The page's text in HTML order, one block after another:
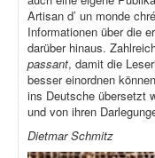
Artisan d’ un monde
Informationen über die
darüber hinaus.
passant, damit die
besser einordnen
ins Deutsche übersetzt
und von ihren
Dietmar Schmitz